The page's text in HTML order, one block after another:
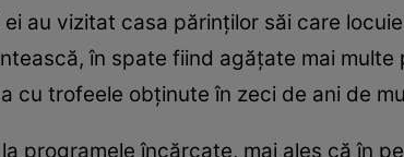
au vizitat casa părinților săi care
în spate fiind agățate mai multe
cu trofeele obținute în zeci de ani de
programele încărcate, mai ales că în